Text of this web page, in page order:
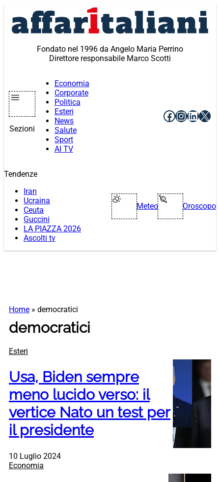
contenuto
Fondato nel 1996 da Angelo Maria Perrino
Direttore responsabile Marco Scotti
Sezioni
Economia
Corporate
Politica
Esteri
News
Salute
Sport
AI TV
Facebook
X
Tendenze
Iran
Ucraina
Ceuta
Guccini
LA PIAZZA 2026
Ascolti tv
Meteo Oroscopo
Home » democratici
democratici
Esteri
Usa, Biden sempre
meno lucido verso: il
vertice Nato un test per
il presidente
10 Luglio 2024
Economia